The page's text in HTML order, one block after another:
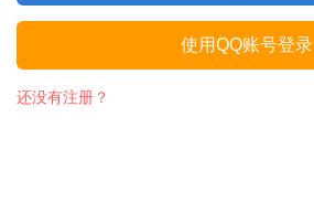
使用QQ账号登录
还没有注册？